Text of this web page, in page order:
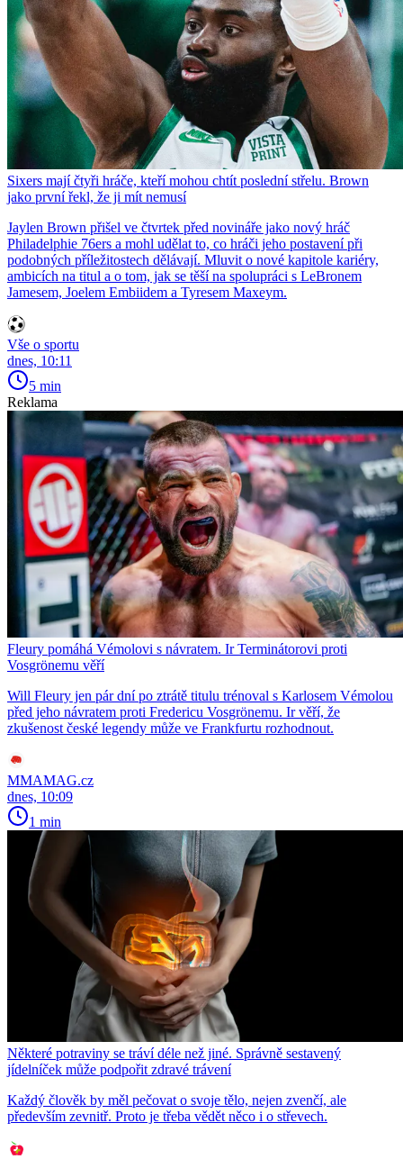
Sixers mají čtyři hráče, kteří mohou chtít poslední střelu. Brown
jako první řekl, že ji mít nemusí
Jaylen Brown přišel ve čtvrtek před novináře jako nový hráč
Philadelphie 76ers a mohl udělat to, co hráči jeho postavení při
podobných příležitostech dělávají. Mluvit o nové kapitole kariéry,
ambicích na titul a o tom, jak se těší na spolupráci s LeBronem
Jamesem, Joelem Embiidem a Tyresem Maxeym.
Vše o sportu
dnes, 10:11
5 min
Reklama
Fleury pomáhá Vémolovi s návratem. Ir Terminátorovi proti
Vosgrönemu věří
Will Fleury jen pár dní po ztrátě titulu trénoval s Karlosem Vémolou
před jeho návratem proti Fredericu Vosgrönemu. Ir věří, že
zkušenost české legendy může ve Frankfurtu rozhodnout.
MMAMAG.cz
dnes, 10:09
1 min
Některé potraviny se tráví déle než jiné. Správně sestavený
jídelníček může podpořit zdravé trávení
Každý člověk by měl pečovat o svoje tělo, nejen zvenčí, ale
především zevnitř. Proto je třeba vědět něco i o střevech.